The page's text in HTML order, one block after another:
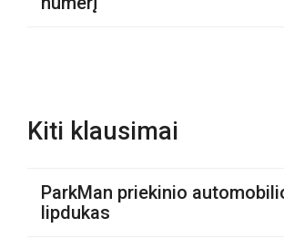
Kiti klausimai
ParkMan priekinio
lipdukas